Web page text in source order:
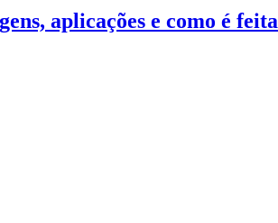
aplicações e como é feita